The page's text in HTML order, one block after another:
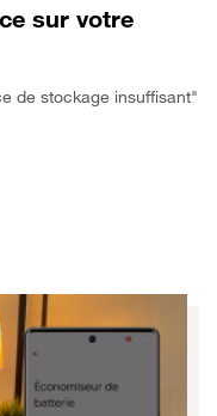
sur votre
de stockage insuffisant"
de l'espace sur